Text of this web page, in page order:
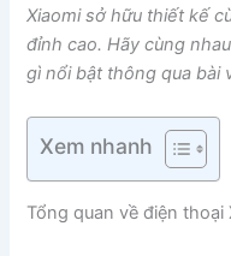
Xiaomi sở hữu thiết kế
đỉnh cao. Hãy cùng
gì nổi bật thông qua bài
Xem nhanh
Tổng quan về điện thoại